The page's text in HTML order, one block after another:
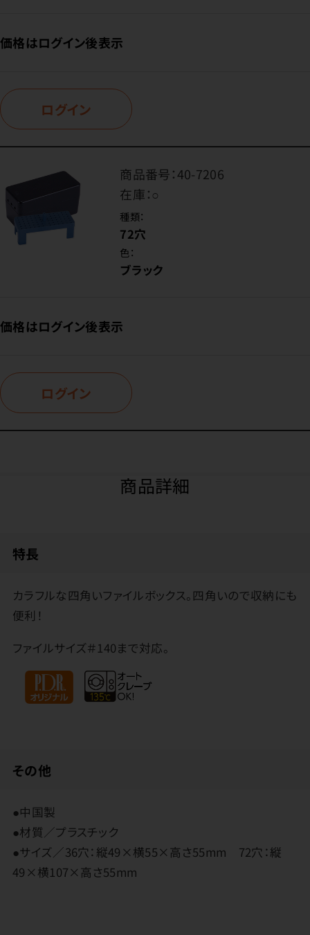
価格はログイン後表示
ログイン
商品番号：40-7206
在庫：○
種類：
72穴
色：
ブラック
価格はログイン後表示
ログイン
商品詳細
特長
カラフルな四角いファイルボックス。四角いので収納にも
便利！
ファイルサイズ＃140まで対応。
その他
●中国製
●材質／プラスチック
●サイズ／36穴：縦49×横55×高さ55mm 72穴：縦
49×横107×高さ55mm